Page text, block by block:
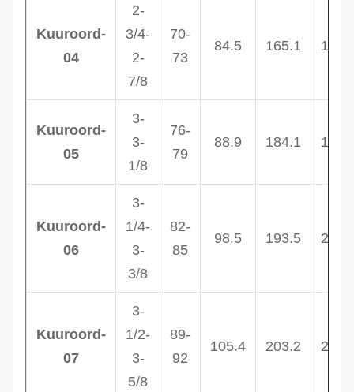
Kuuroord-
04
2-
3/4-
2-
7/8
70-
73
84.5 165.1
Kuuroord-
05
3-
3-
1/8
76-
79
88.9 184.1
Kuuroord-
06
3-
1/4-
3-
3/8
82-
85
98.5 193.5
Kuuroord-
07
3-
1/2-
3-
5/8
89-
92
105.4 203.2